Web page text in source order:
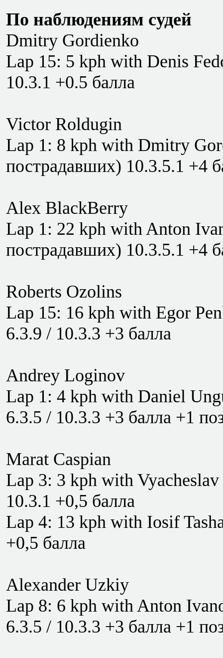
По наблюдениям судей
Dmitry Gordienko
Lap 15: 5 kph with Denis
10.3.1 +0.5 балла
Victor Roldugin
Lap 1: 8 kph with Dmitry
пострадавших) 10.3.5.1 +4
Alex BlackBerry
Lap 1: 22 kph with Anton
пострадавших) 10.3.5.1 +4
Roberts Ozolins
Lap 15: 16 kph with Egor
6.3.9 / 10.3.3 +3 балла
Andrey Loginov
Lap 1: 4 kph with Daniel
6.3.5 / 10.3.3 +3 балла +1
Marat Caspian
Lap 3: 3 kph with
10.3.1 +0,5 балла
Lap 4: 13 kph with Iosif
+0,5 балла
Alexander Uzkiy
Lap 8: 6 kph with Anton
6.3.5 / 10.3.3 +3 балла +1